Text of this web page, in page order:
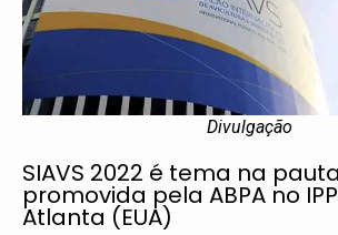
Divulgação
SIAVS 2022 é tema na
promovida pela ABPA no
Atlanta (EUA)